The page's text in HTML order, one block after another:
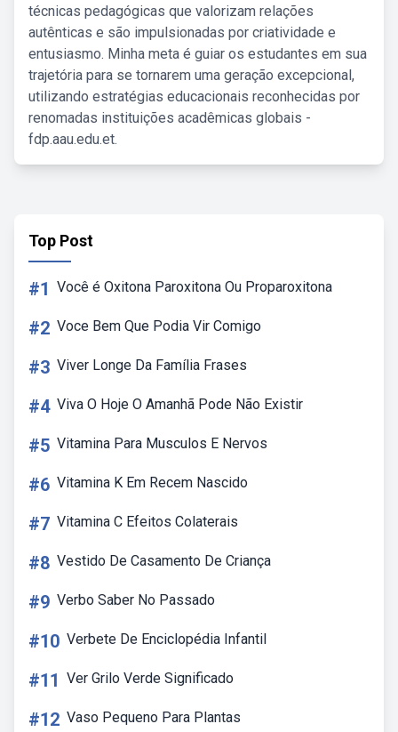
técnicas pedagógicas que valorizam relações
autênticas e são impulsionadas por criatividade e
entusiasmo. Minha meta é guiar os estudantes em sua
trajetória para se tornarem uma geração excepcional,
utilizando estratégias educacionais reconhecidas por
renomadas instituições acadêmicas globais -
fdp.aau.edu.et.
Top Post
#1 Você é Oxitona Paroxitona Ou Proparoxitona
#2 Voce Bem Que Podia Vir Comigo
#3 Viver Longe Da Família Frases
#4 Viva O Hoje O Amanhã Pode Não Existir
#5 Vitamina Para Musculos E Nervos
#6 Vitamina K Em Recem Nascido
#7 Vitamina C Efeitos Colaterais
#8 Vestido De Casamento De Criança
#9 Verbo Saber No Passado
#10 Verbete De Enciclopédia Infantil
#11 Ver Grilo Verde Significado
#12 Vaso Pequeno Para Plantas